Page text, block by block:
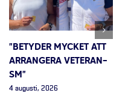
”BETYDER MYCKET ATT
ARRANGERA VETERAN-
SM”
4 augusti, 2026